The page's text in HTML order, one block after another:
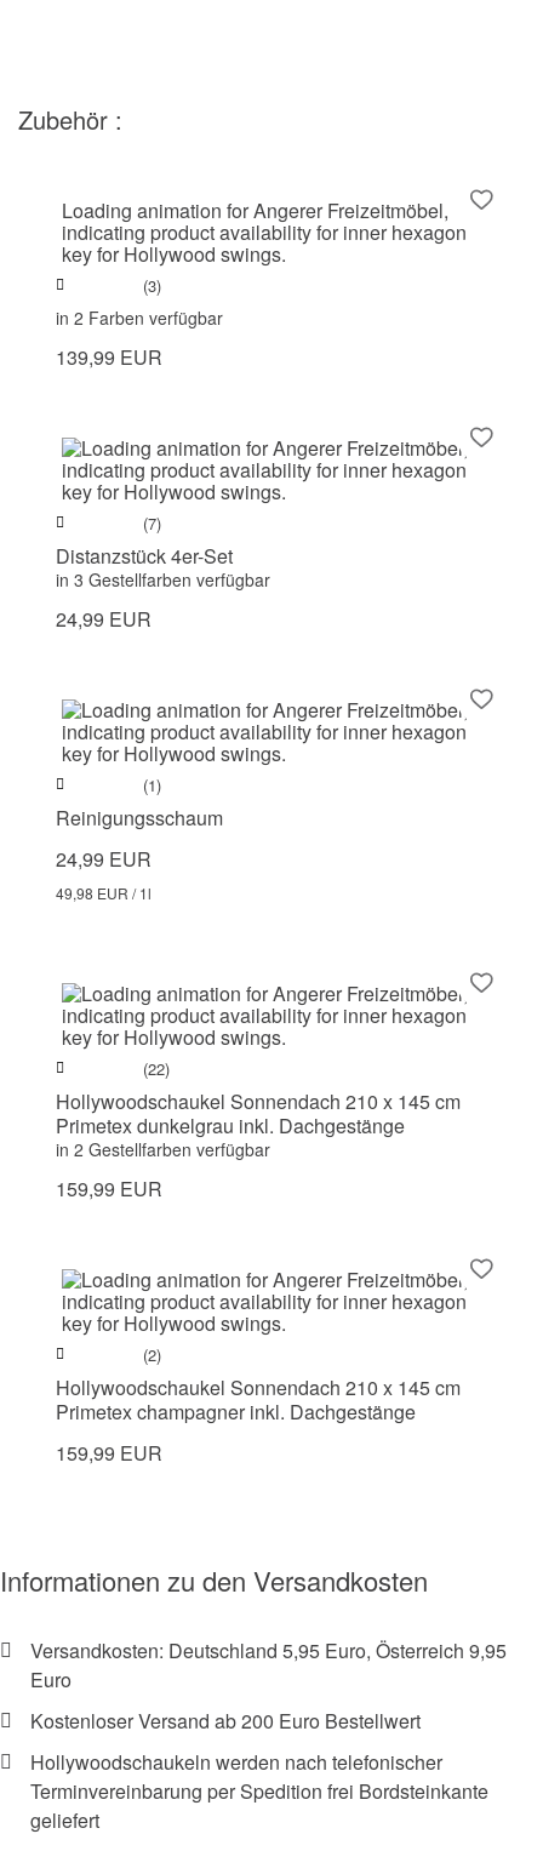
Zubehör :
(3)
in 2 Farben verfügbar
139,99 EUR
(7)
Distanzstück 4er-Set
in 3 Gestellfarben verfügbar
24,99 EUR
(1)
Reinigungsschaum
24,99 EUR
49,98 EUR / 1l
(22)
Hollywoodschaukel Sonnendach 210 x 145 cm
Primetex dunkelgrau inkl. Dachgestänge
in 2 Gestellfarben verfügbar
159,99 EUR
(2)
Hollywoodschaukel Sonnendach 210 x 145 cm
Primetex champagner inkl. Dachgestänge
159,99 EUR
Informationen zu den Versandkosten
Versandkosten: Deutschland 5,95 Euro, Österreich 9,95
Euro
Kostenloser Versand ab 200 Euro Bestellwert
Hollywoodschaukeln werden nach telefonischer
Terminvereinbarung per Spedition frei Bordsteinkante
geliefert